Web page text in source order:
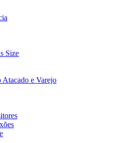
Size
Atacado e Varejo